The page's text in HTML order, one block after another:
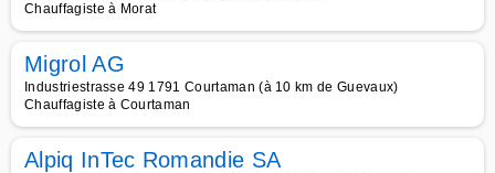
Chauffagiste à Morat
Migrol AG
Industriestrasse 49 1791 Courtaman (à 10 km de Guevaux)
Chauffagiste à Courtaman
Alpiq InTec Romandie SA